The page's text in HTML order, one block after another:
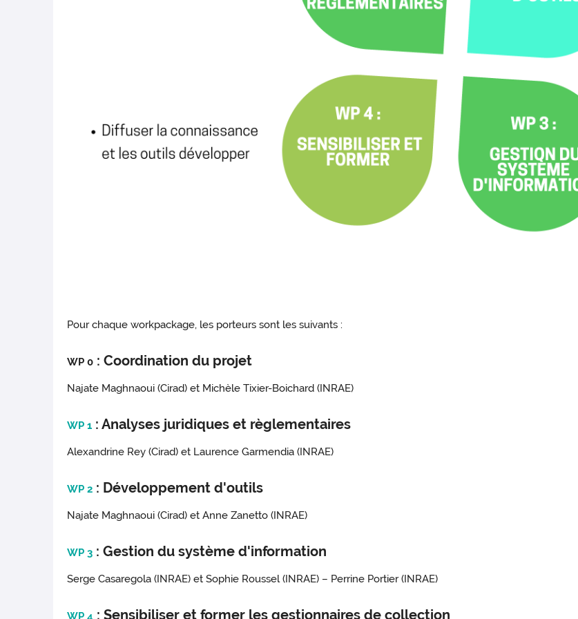
Pour chaque workpackage, les porteurs sont les suivants :
WP 0 : Coordination du projet
Najate Maghnaoui (Cirad) et Michèle Tixier-Boichard (INRAE)
WP 1 : Analyses juridiques et règlementaires
Alexandrine Rey (Cirad) et Laurence Garmendia (INRAE)
WP 2 : Développement d'outils
Najate Maghnaoui (Cirad) et Anne Zanetto (INRAE)
WP 3 : Gestion du système d'information
Serge Casaregola (INRAE) et Sophie Roussel (INRAE) – Perrine Portier (INRAE)
WP 4 : Sensibiliser et former les gestionnaires de collection